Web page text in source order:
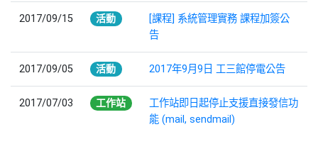
2017/09/15 活動
[課程] 系統管理實務 課程加簽公
告
2017/09/05 活動 2017年9月9日 工三館停電公告
2017/07/03 工作站
工作站即日起停止支援直接發信功
能 (mail, sendmail)